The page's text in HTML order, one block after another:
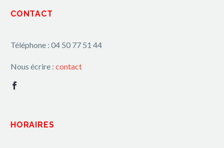
CONTACT
Téléphone : 04 50 77 51 44
Nous écrire : contact
HORAIRES